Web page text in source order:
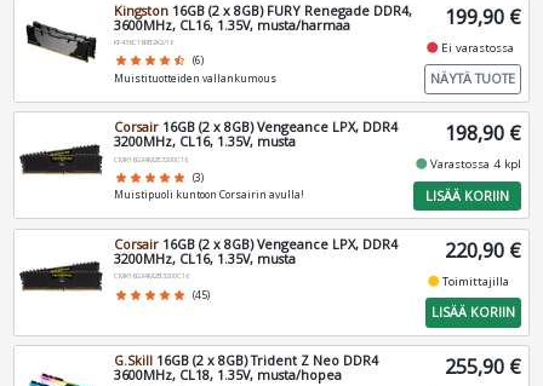
Kingston 16GB (2 x 8GB) FURY Renegade DDR4,
3600MHz, CL16, 1.35V, musta/harmaa
KF436C16RB2K2/16
star star star star star_half (6)
Muistituotteiden vallankumous
199,90 €
fiber_manual_record Ei varastossa
NÄYTÄ TUOTE
Corsair 16GB (2 x 8GB) Vengeance LPX, DDR4
3200MHz, CL16, 1.35V, musta
CMK16GX4M2E3200C16
star star star star star (3)
Muistipuoli kuntoon Corsairin avulla!
198,90 €
fiber_manual_recordVarastossa 4 kpl
LISÄÄ KORIIN
Corsair 16GB (2 x 8GB) Vengeance LPX, DDR4
3200MHz, CL16, 1.35V, musta
CMK16GX4M2B3200C16
star star star star star (45)
220,90 €
fiber_manual_recordToimittajilla
LISÄÄ KORIIN
G.Skill 16GB (2 x 8GB) Trident Z Neo DDR4
3600MHz, CL18, 1.35V, musta/hopea
255,90 €